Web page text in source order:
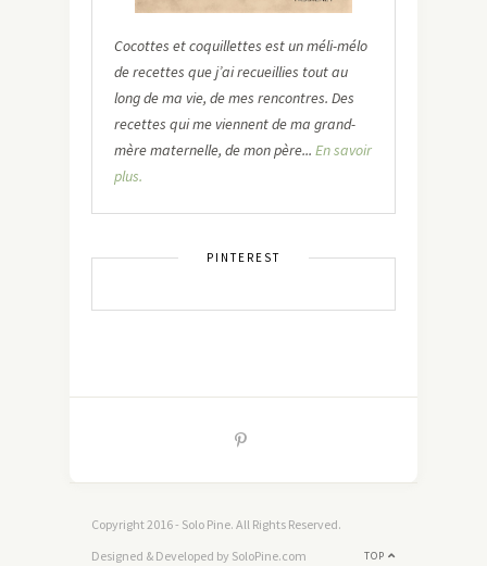
Cocottes et coquillettes est un méli-mélo
de recettes que j’ai recueillies tout au
long de ma vie, de mes rencontres. Des
recettes qui me viennent de ma grand-
mère maternelle, de mon père... En savoir
plus.
PINTEREST
Copyright 2016 - Solo Pine. All Rights Reserved.
TOP
Designed & Developed by SoloPine.com